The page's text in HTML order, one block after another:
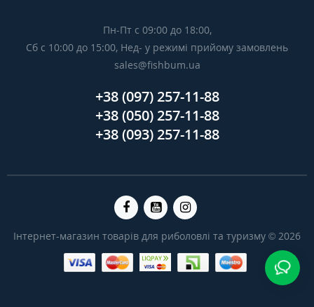
Пн-Пт с 09:00 до 18:00,
Сб с 10:00 до 15:00, Нед- у режимі прийому замовлень
sales@fishbum.ua
+38 (097) 257-11-88
+38 (050) 257-11-88
+38 (093) 257-11-88
Інтернет-магазин товарів для риболовлі та туризму © 2026